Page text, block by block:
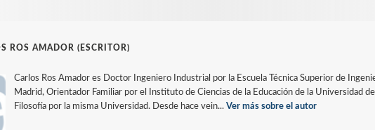
ROS AMADOR (ESCRITOR)
Carlos Ros Amador es Doctor Ingeniero Industrial por la Escuela Técnica Superior de
Madrid, Orientador Familiar por el Instituto de Ciencias de la Educación de la Universidad
Filosofía por la misma Universidad. Desde hace vein...Ver más sobre el autor